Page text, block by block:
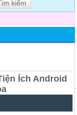
Ích Android